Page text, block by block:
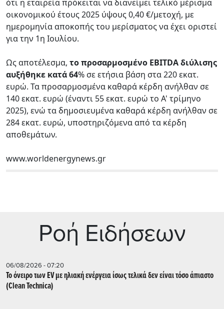
ότι η εταιρεία πρόκειται να διανείμει τελικό μέρισμα
οικονομικού έτους 2025 ύψους 0,40 €/μετοχή, με
ημερομηνία αποκοπής του μερίσματος να έχει οριστεί
για την 1η Ιουλίου.
Ως αποτέλεσμα, το προσαρμοσμένο EBITDA διύλισης
αυξήθηκε κατά 64% σε ετήσια βάση στα 220 εκατ.
ευρώ. Τα προσαρμοσμένα καθαρά κέρδη ανήλθαν σε
140 εκατ. ευρώ (έναντι 55 εκατ. ευρώ το Α' τρίμηνο
2025), ενώ τα δημοσιευμένα καθαρά κέρδη ανήλθαν σε
284 εκατ. ευρώ, υποστηριζόμενα από τα κέρδη
αποθεμάτων.
www.worldenergynews.gr
Ρoή Ειδήσεων
06/08/2026 - 07:20
Το όνειρο των EV με ηλιακή ενέργεια ίσως τελικά δεν είναι τόσο άπιαστο
(Clean Technica)